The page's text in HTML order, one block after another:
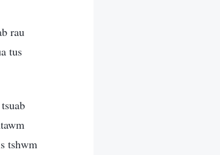
rau
tus
tshwm